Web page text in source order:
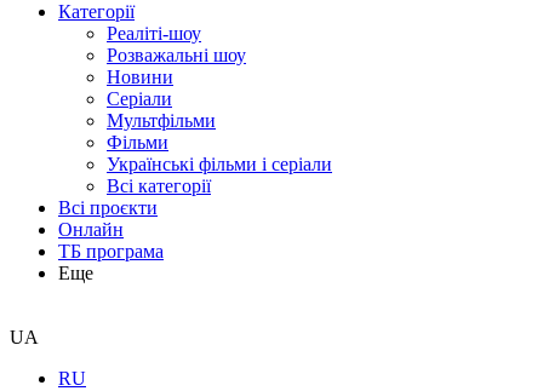
Категорії
Реаліті-шоу
Розважальні шоу
Новини
Серіали
Мультфільми
Фільми
Українські фільми і серіали
Всі категорії
Всі проєкти
Онлайн
ТБ програма
Еще
UA
RU